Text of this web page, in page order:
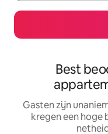
Best
Gasten zijn
kregen een hoge